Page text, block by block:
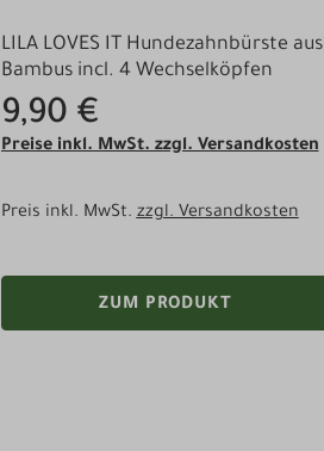
LILA LOVES IT Hundezahnbürste aus
Bambus incl. 4 Wechselköpfen
9,90 €
Preise inkl. MwSt. zzgl. Versandkosten
Preis inkl. MwSt.zzgl. Versandkosten
ZUM PRODUKT